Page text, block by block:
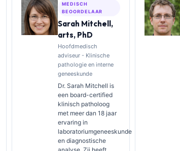
MEDISCH
BEOORDELAAR
Sarah Mitchell,
arts, PhD
Hoofdmedisch
adviseur - Klinische
pathologie en interne
geneeskunde
Dr. Sarah Mitchell is
een board-certified
klinisch patholoog
met meer dan 18 jaar
ervaring in
laboratoriumgeneeskunde
en diagnostische